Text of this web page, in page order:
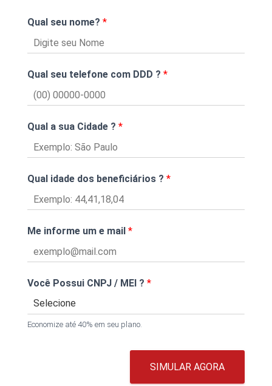
Qual seu nome? *
Qual seu telefone com DDD ? *
Qual a sua Cidade ? *
Qual idade dos beneficiários ? *
Me informe um e mail *
Você Possui CNPJ / MEI ? *
Economize até 40% em seu plano.
SIMULAR AGORA